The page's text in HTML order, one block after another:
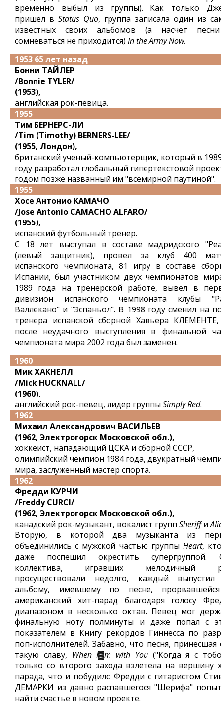
временно выбыл из группы). Как только
пришел в Status Quo, группа записала один из
известных своих альбомов (а насчет
сомневаться не приходится) In the Army Now.
1953 65 лет назад
Бонни ТАЙЛЕР
/Bonnie TYLER/
(1953),
английская рок-певица.
1955
Тим БЕРНЕРС-ЛИ
/Tim (Timothy) BERNERS-LEE/
(1955, Лондон),
британский ученый-компьютерщик, который в
году разработал глобальный гипертекстовой
годом позже названный им "всемирной паутиной".
1955
Хосе Антонио КАМАЧО
/Jose Antonio CAMACHO ALFARO/
(1955),
испанский футбольный тренер.
С 18 лет выступал в составе мадридского
(левый защитник), провел за клуб 400
испанского чемпионата, 81 игру в составе
Испании, был участником двух чемпионатов
1989 года на тренерской работе, вывел в
дивизион испанского чемпионата клубы
Валлекано" и "Эспаньол". В 1998 году сменил на
тренера испанской сборной Хавьера
после неудачного выступления в финальной
чемпионата мира 2002 года был заменен.
1960
Мик ХАКНЕЛЛ
/Mick HUCKNALL/
(1960),
английский рок-певец, лидер группы Simply Red.
1962
Михаил Александрович ВАСИЛЬЕВ
(1962, Электрогорск Московской обл.),
хоккеист, нападающий ЦСКА и сборной СССР,
олимпийский чемпион 1984 года, двукратный
мира, заслуженный мастер спорта.
1962
Фредди КУРЧИ
/Freddy CURCI/
(1962, Электрогорск Московской обл.),
канадский рок-музыкант, вокалист групп Sheriffи
Вторую, в которой два музыканта из
объединились с мужской частью группы Heart,
даже поспешил окрестить супергруппой.
коллектива, игравших мелодичный
просуществовали недолго, каждый
альбому, имевшему по песне,
американский хит-парад благодаря голосу
диапазоном в несколько октав. Певец мог
финальную ноту полминуты и даже попал с
показателем в Книгу рекордов Гиннесса по
поп-исполнителей. Забавно, что песня, принесшая
такую славу, When I▓m with You("Когда я с
только со второго захода взлетела на вершину
парада, что и побудило Фредди с гитаристом
ДЕМАРКИ из давно распавшегося "Шерифа"
найти счастье в новом проекте.